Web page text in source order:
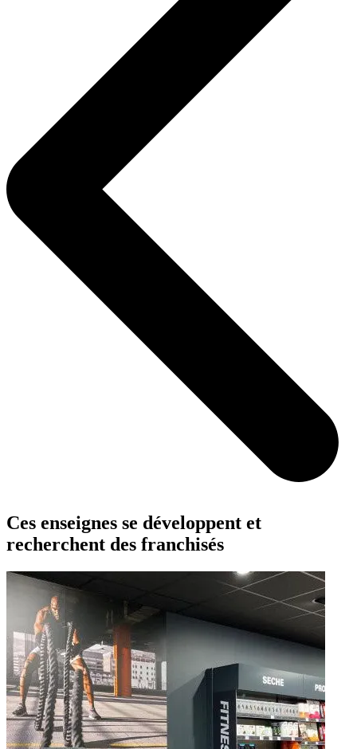
Ces enseignes se développent et
recherchent des franchisés